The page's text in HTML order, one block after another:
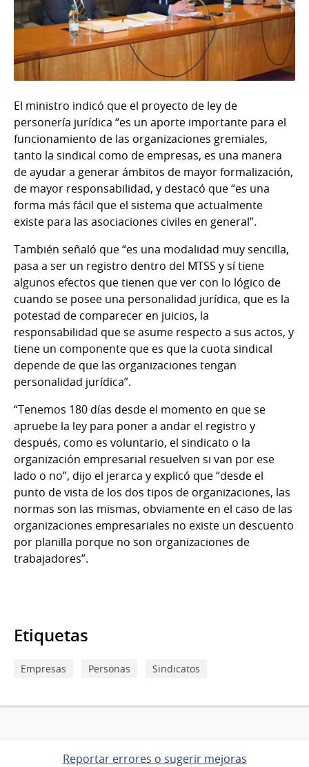
El ministro indicó que el proyecto de ley de
personería jurídica “es un aporte importante para el
funcionamiento de las organizaciones gremiales,
tanto la sindical como de empresas, es una manera
de ayudar a generar ámbitos de mayor formalización,
de mayor responsabilidad, y destacó que “es una
forma más fácil que el sistema que actualmente
existe para las asociaciones civiles en general”.
También señaló que “es una modalidad muy sencilla,
pasa a ser un registro dentro del MTSS y sí tiene
algunos efectos que tienen que ver con lo lógico de
cuando se posee una personalidad jurídica, que es la
potestad de comparecer en juicios, la
responsabilidad que se asume respecto a sus actos, y
tiene un componente que es que la cuota sindical
depende de que las organizaciones tengan
personalidad jurídica”.
“Tenemos 180 días desde el momento en que se
apruebe la ley para poner a andar el registro y
después, como es voluntario, el sindicato o la
organización empresarial resuelven si van por ese
lado o no”, dijo el jerarca y explicó que “desde el
punto de vista de los dos tipos de organizaciones, las
normas son las mismas, obviamente en el caso de las
organizaciones empresariales no existe un descuento
por planilla porque no son organizaciones de
trabajadores”.
Etiquetas
Empresas Personas Sindicatos
Reportar errores o sugerir mejoras